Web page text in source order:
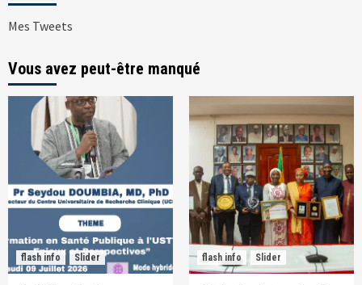
Mes Tweets
Vous avez peut-être manqué
flash info Slider flash info Slider